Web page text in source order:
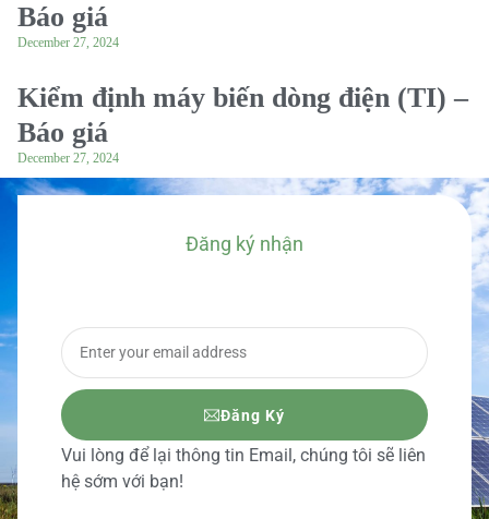
Báo giá
December 27, 2024
Kiểm định máy biến dòng điện (TI) –
Báo giá
December 27, 2024
Đăng ký nhận
Đăng Ký
Vui lòng để lại thông tin Email, chúng tôi sẽ liên
hệ sớm với bạn!